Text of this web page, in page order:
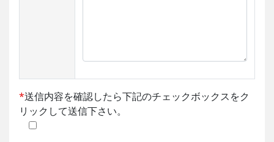
*送信内容を確認したら下記のチェックボックスをク
リックして送信下さい。